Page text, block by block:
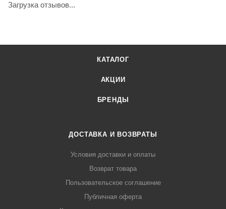
Загрузка отзывов...
КАТАЛОГ
АКЦИИ
БРЕНДЫ
ДОСТАВКА И ВОЗВРАТЫ
Условия доставки и оплаты
Возврат товара
Пользовательское соглашение
Публичная оферта